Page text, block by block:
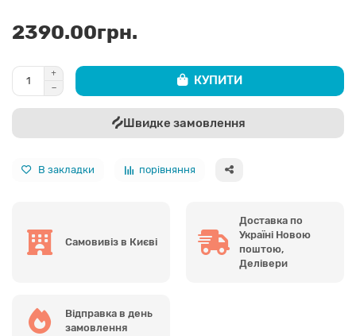
2390.00грн.
КУПИТИ
Швидке замовлення
В закладки порівняння
Самовивіз в Києві
Доставка по
Україні Новою
поштою,
Делівери
Відправка в день
замовлення